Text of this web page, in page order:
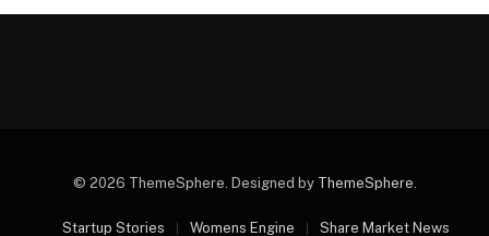
© 2026 ThemeSphere. Designed by ThemeSphere.
Startup Stories Womens Engine Share Market News